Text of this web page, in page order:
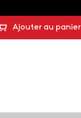
Ajouter au panier